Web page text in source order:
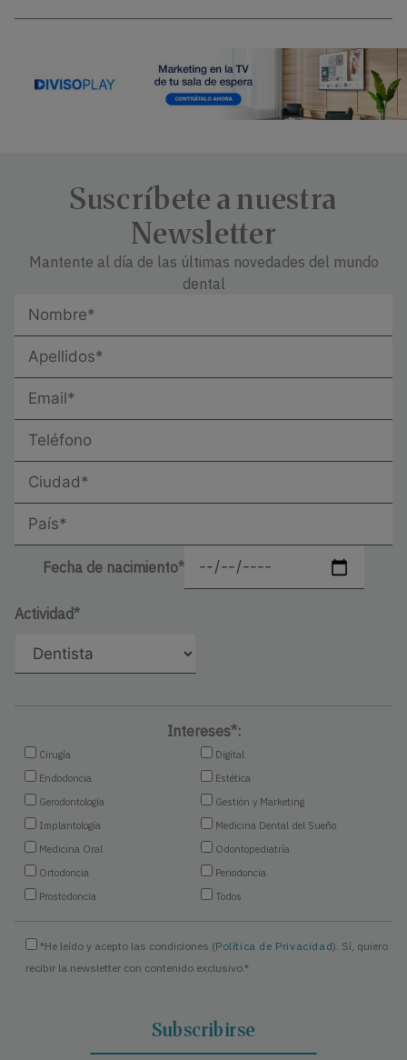
Suscríbete a nuestra
Newsletter
Mantente al día de las últimas novedades del mundo
dental
Fecha de nacimiento*
Actividad*
Intereses*:
Cirugía
Digital
Endodoncia
Estética
Gerodontología
Gestión y Marketing
Implantología
Medicina Dental del Sueño
Medicina Oral
Odontopediatría
Ortodoncia
Periodoncia
Prostodoncia
Todos
*He leído y acepto las condiciones (Política de Privacidad). Sí, quiero
recibir la newsletter con contenido exclusivo.*